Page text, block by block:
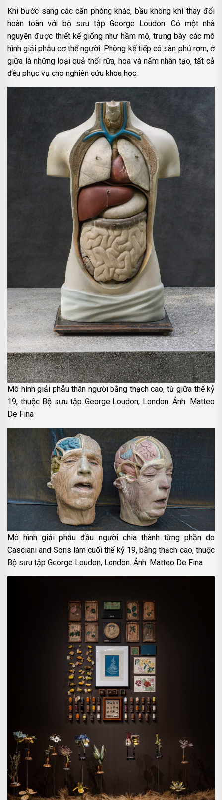
Khi bước sang các căn phòng khác, bầu không khí thay đổi
hoàn toàn với bộ sưu tập George Loudon. Có một nhà
nguyện được thiết kế giống như hầm mộ, trưng bày các mô
hình giải phẫu cơ thể người. Phòng kế tiếp có sàn phủ rơm, ở
giữa là những loại quả thối rữa, hoa và nấm nhân tạo, tất cả
đều phục vụ cho nghiên cứu khoa học.
Mô hình giải phẫu thân người bằng thạch cao, từ giữa thế kỷ
19, thuộc Bộ sưu tập George Loudon, London. Ảnh: Matteo
De Fina
Mô hình giải phẫu đầu người chia thành từng phần do
Casciani and Sons làm cuối thế kỷ 19, bằng thạch cao, thuộc
Bộ sưu tập George Loudon, London. Ảnh: Matteo De Fina